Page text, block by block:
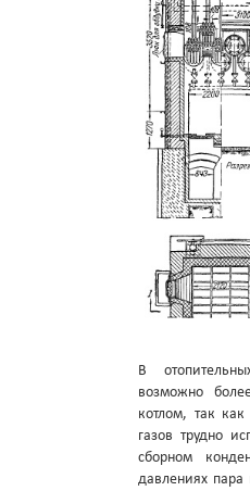
В
возможно
котлом, так
газов трудно
сборном
давлениях пара